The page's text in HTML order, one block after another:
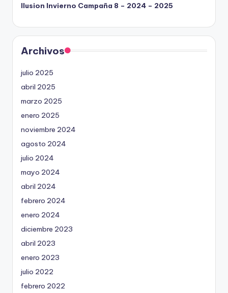
Ilusion Invierno Campaña 8 – 2024 – 2025
Archivos
julio 2025
abril 2025
marzo 2025
enero 2025
noviembre 2024
agosto 2024
julio 2024
mayo 2024
abril 2024
febrero 2024
enero 2024
diciembre 2023
abril 2023
enero 2023
julio 2022
febrero 2022